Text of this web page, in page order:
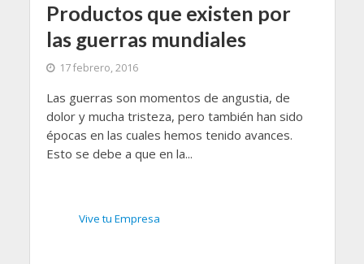
Productos que existen por
las guerras mundiales
17 febrero, 2016
Las guerras son momentos de angustia, de
dolor y mucha tristeza, pero también han sido
épocas en las cuales hemos tenido avances.
Esto se debe a que en la...
Vive tu Empresa